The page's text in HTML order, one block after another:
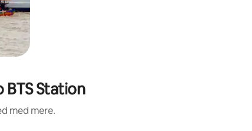
Station
med mere.